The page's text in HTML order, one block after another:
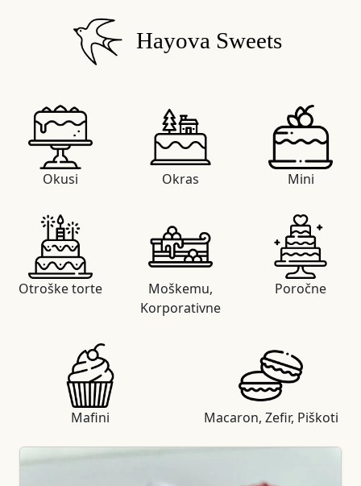
Hayova Sweets
Okusi Okras Mini
Otroške torte
Moškemu,
Korporativne
Poročne
Mafini Macaron, Zefir, Piškoti